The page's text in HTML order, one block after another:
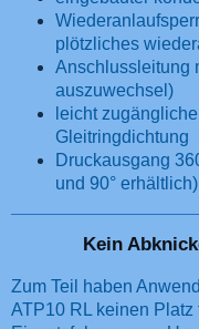
plötzliches
Anschlussleitung
auszuwechsel)
leicht
Gleitringdichtung
Druckausgang
und 90° erhältlich)
Kein
Zum Teil haben
ATP10 RL keinen